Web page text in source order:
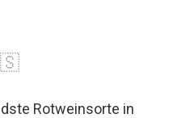
Rotweinsorte in